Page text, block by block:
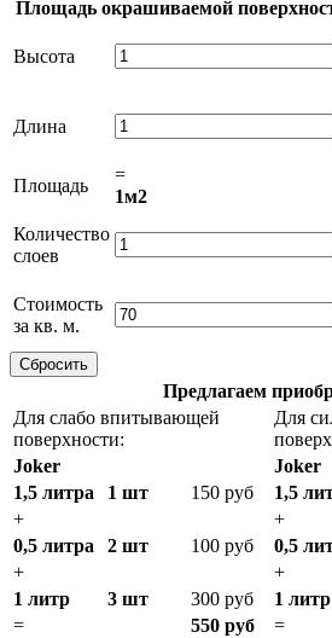
Площадь окрашиваемой
Высота
Длина
Площадь
=
1м2
Количество
слоев
Стоимость
за кв. м.
Предлагаем
Для слабо впитывающей
поверхности:
Для
Joker
Joker
1,5 литра
1 шт 150 руб 1,5
+
+
0,5 литра
2 шт 100 руб 0,5
+
+
1 литр
3 шт 300 руб 1 литр
=
550 руб =